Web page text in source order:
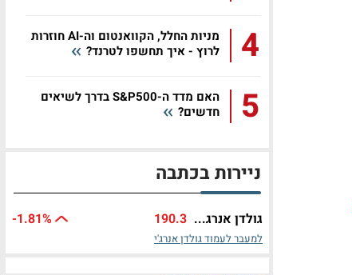
4
מניות החלל, הקוואנטום וה-AI חוזרות
לרוץ - איך תחשפו לטרנד?
5
האם מדד ה-S&P500 בדרך לשיאים
חדשים?
ניירות בכתבה
גולדן אנרג... 190.3
-1.81%
למעבר לעמוד גולדן אנרג'י